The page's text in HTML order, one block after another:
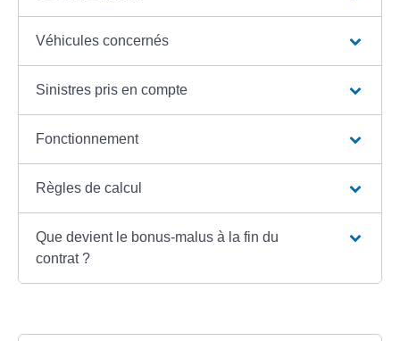
Véhicules concernés
Sinistres pris en compte
Fonctionnement
Règles de calcul
Que devient le bonus-malus à la fin du
contrat ?